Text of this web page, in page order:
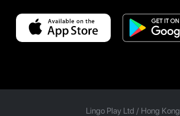
Lingo Play Ltd / Hong Kong